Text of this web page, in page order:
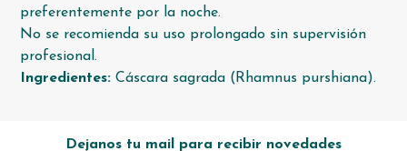
preferentemente por la noche.
No se recomienda su uso prolongado sin supervisión
profesional.
Ingredientes: Cáscara sagrada (Rhamnus purshiana).
Dejanos tu mail para recibir novedades